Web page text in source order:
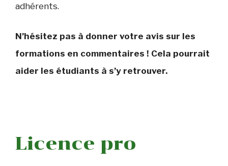
adhérents.
N’hésitez pas à donner votre avis sur les
formations en commentaires ! Cela pourrait
aider les étudiants à s’y retrouver.
Licence pro